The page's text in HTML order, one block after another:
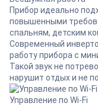
Прибор идеально
повышенными
спальням, детским
Современный
работу прибора с
Такой звук не
нарушит отдых и не
Управление по Wi-Fi